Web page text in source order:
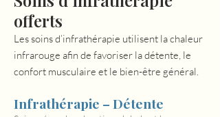
offerts
Les soins d’infrathérapie utilisent la chaleur
infrarouge afin de favoriser la détente, le
confort musculaire et le bien-être général.
Infrathérapie – Détente